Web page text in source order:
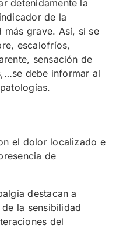
detenidamente la
de la
más grave. Así, si se
escalofríos,
sensación de
debe informar al
el dolor localizado e
de
destacan a
la sensibilidad
del